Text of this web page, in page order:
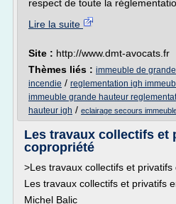
respect de toute la
Lire la suite
Site : http://www.dmt-avocats.fr
Thèmes liés : immeuble de
incendie / reglementation igh
immeuble grande hauteur
hauteur igh / eclairage secours
Les travaux collectifs et
copropriété
>Les travaux collectifs et
Les travaux collectifs et privatifs
Michel Balic